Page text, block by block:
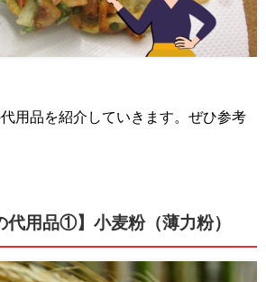
用品を紹介していきます。ぜひ参考
代用品①】小麦粉（薄力粉）